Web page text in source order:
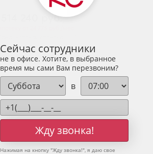
руб.
Сейчас сотрудники
не в офисе. Хотите, в выбранное
время мы сами Вам перезвоним?
в
Жду звонка!
Нажимая на кнопку "Жду звонка!", я даю свое